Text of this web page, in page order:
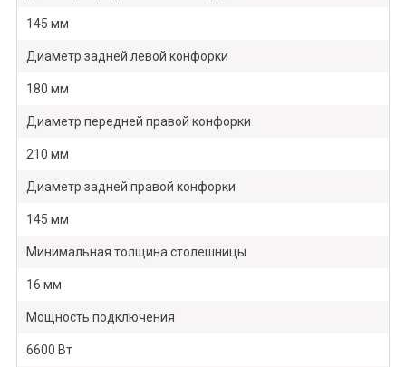
145 мм
Диаметр задней левой конфорки
180 мм
Диаметр передней правой конфорки
210 мм
Диаметр задней правой конфорки
145 мм
Минимальная толщина столешницы
16 мм
Мощность подключения
6600 Вт